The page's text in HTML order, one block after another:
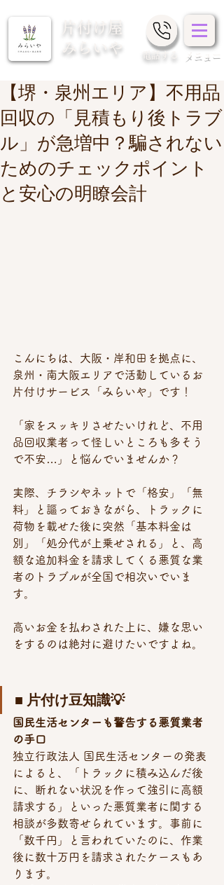
片付け屋
みらいや
​電話する メニュー
【堺・泉州エリア】不用品
回収の「見積もり後トラブ
ル」が急増中？騙されない
ためのチェックポイント
と安心の明瞭会計
こんにちは、大阪・岸和田を拠点に、
泉州・南大阪エリアで活動しているお
片付けサービス「みらいや」です！
「家をスッキリさせたいけれど、不用
品回収業者って怪しいところも多そう
で不安…」と悩んでいませんか？
実際、チラシやネットで「格安」「無
料」と謳っておきながら、トラックに
荷物を載せた後に突然「基本料金は
別」「処分代が上乗せされる」と、高
額な追加料金を請求してくる悪質な業
者のトラブルが全国で相次いでいま
す。
高いお金を払わされた上に、嫌な思い
をするのは絶対に避けたいですよね。
■ 片付け豆知識💡
国民生活センターも警告する悪質業者
の手口
独立行政法人 国民生活センターの発表
によると、「トラックに積み込んだ後
に、断れない状況を作って強引に高額
請求する」といった悪質業者に関する
相談が多数寄せられています。事前に
「数千円」と言われていたのに、作業
後に数十万円を請求されたケースもあ
ります。